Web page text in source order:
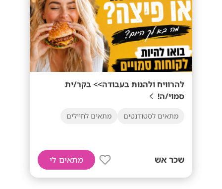
להרוויח ולהנות בעבודה>> בקר/ית
סמוי/ה!
מתאים לסטודנטים מתאים לחיילים
שכר אש מתאים לי